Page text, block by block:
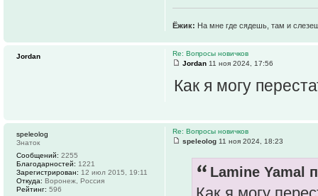
Ёжик: На мне где сядешь, там и
Re: Вопросы новичков
Jordan 11 ноя 2024, 17:56
Как я могу
Jordan
Re: Вопросы новичков
speleolog 11 ноя 2024, 18:23
Lamine Yamal
speleolog
Знаток
Сообщений: 2255
Благодарностей: 1221
Зарегистрирован: 12 июл 2015, 19:11
Откуда: Воронеж, Россия
Рейтинг: 596